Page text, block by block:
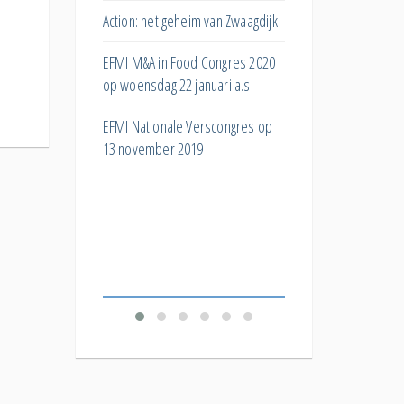
Action: het geheim van Zwaagdijk
EFMI M&A in Food Congres 2020
op woensdag 22 januari a.s.
EFMI Nationale Verscongres op
13 november 2019